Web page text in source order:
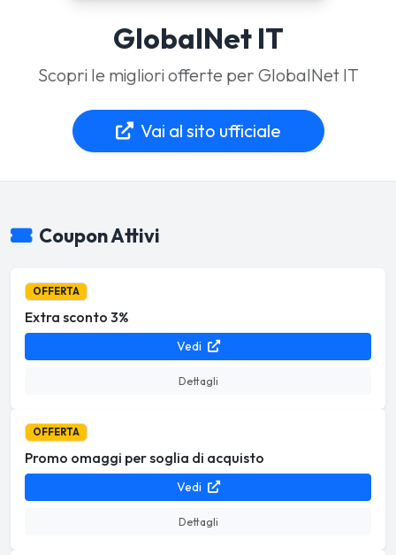
GlobalNet IT
Scopri le migliori offerte per GlobalNet IT
Vai al sito ufficiale
Coupon Attivi
OFFERTA
Extra sconto 3%
Vedi
Dettagli
OFFERTA
Promo omaggi per soglia di acquisto
Vedi
Dettagli